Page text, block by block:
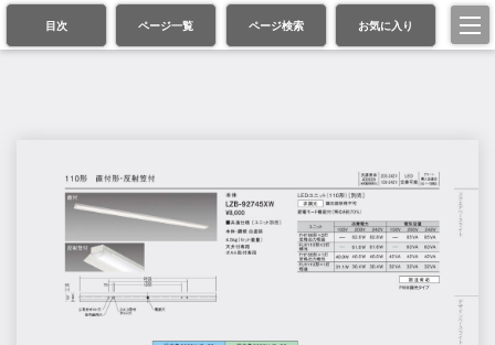
目次 ページ一覧 ページ検索 お気に入り